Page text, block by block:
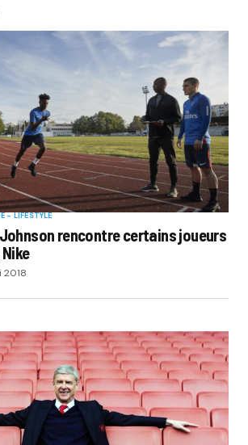
- LIFESTYLE
rencontre certains joueurs
2018